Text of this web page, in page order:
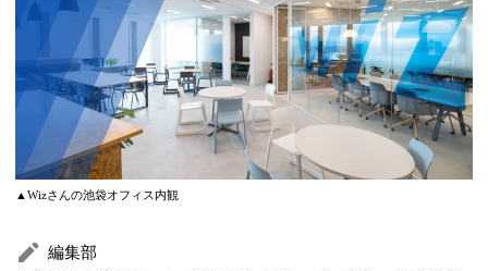
▲Wizさんの池袋オフィス内観
編集部